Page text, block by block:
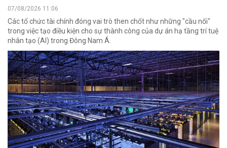
07/08/2026 11:06
Các tổ chức tài chính đóng vai trò then chốt như những "cầu nối"
trong việc tạo điều kiện cho sự thành công của dự án hạ tầng trí tuệ
nhân tạo (AI) trong Đông Nam Á.